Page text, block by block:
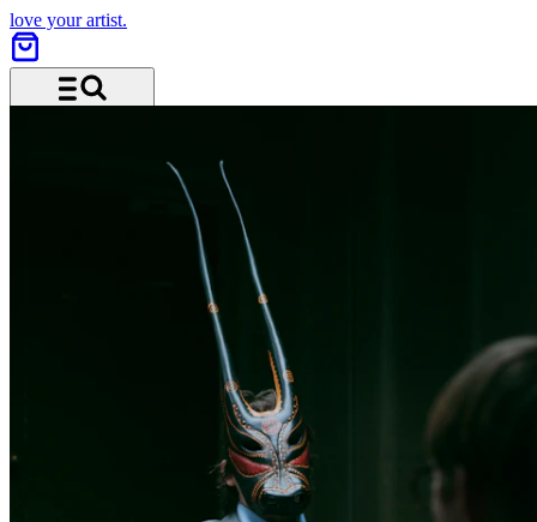
love your artist.